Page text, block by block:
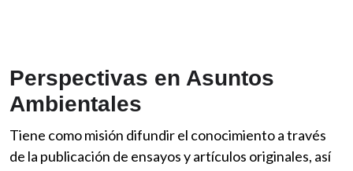
Perspectivas en Asuntos
Ambientales
Tiene como misión difundir el conocimiento a través
de la publicación de ensayos y artículos originales, así